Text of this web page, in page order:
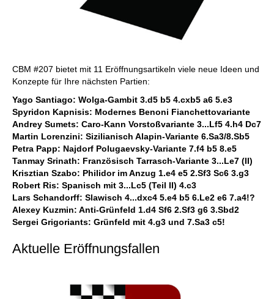
CBM #207 bietet mit 11 Eröffnungsartikeln viele neue Ideen und
Konzepte für Ihre nächsten Partien:
Yago Santiago: Wolga-Gambit 3.d5 b5 4.cxb5 a6 5.e3
Spyridon Kapnisis: Modernes Benoni Fianchettovariante
Andrey Sumets: Caro-Kann Vorstoßvariante 3...Lf5 4.h4 Dc7
Martin Lorenzini: Sizilianisch Alapin-Variante 6.Sa3/8.Sb5
Petra Papp: Najdorf Polugaevsky-Variante 7.f4 b5 8.e5
Tanmay Srinath: Französisch Tarrasch-Variante 3...Le7 (II)
Krisztian Szabo: Philidor im Anzug 1.e4 e5 2.Sf3 Sc6 3.g3
Robert Ris: Spanisch mit 3...Lc5 (Teil II) 4.c3
Lars Schandorff: Slawisch 4...dxc4 5.e4 b5 6.Le2 e6 7.a4!?
Alexey Kuzmin: Anti-Grünfeld 1.d4 Sf6 2.Sf3 g6 3.Sbd2
Sergei Grigoriants: Grünfeld mit 4.g3 und 7.Sa3 c5!
Aktuelle Eröffnungsfallen